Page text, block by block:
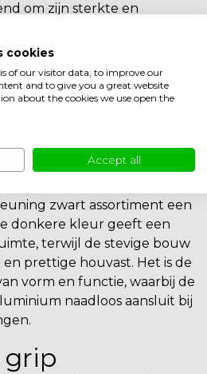
om zijn sterkte en
iedereen die op zoek is naar
stijlvolle en duurzame
look en tijdloos ontwerp
moeiteloos in
het zwart
zwart assortiment een
donkere kleur geeft een
terwijl de stevige bouw
prettige houvast. Het is de
vorm en functie, waarbij de
naadloos aansluit bij
grip
cookies
of our visitor data, to improve our
and to give you a great website
about the cookies we use open the
Accept all